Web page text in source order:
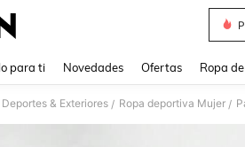
para ti Novedades Ofertas Ropa
Deportes & Exteriores / Ropa deportiva Mujer /